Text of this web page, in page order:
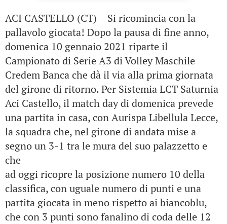
ACI CASTELLO (CT) – Si ricomincia con la
pallavolo giocata! Dopo la pausa di fine anno,
domenica 10 gennaio 2021 riparte il
Campionato di Serie A3 di Volley Maschile
Credem Banca che dà il via alla prima giornata
del girone di ritorno. Per Sistemia LCT Saturnia
Aci Castello, il match day di domenica prevede
una partita in casa, con Aurispa Libellula Lecce,
la squadra che, nel girone di andata mise a
segno un 3-1 tra le mura del suo palazzetto e
che
ad oggi ricopre la posizione numero 10 della
classifica, con uguale numero di punti e una
partita giocata in meno rispetto ai biancoblu,
che con 3 punti sono fanalino di coda delle 12